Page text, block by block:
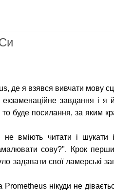
де я взявся вивчати мову
завдання і
то буде посилання, за яким
не вміють читати і шукати
сову?". Крок
свої ламерські
нікуди не